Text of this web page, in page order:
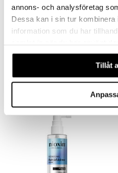
annons- och analysföretag
Dessa kan i sin tur kombinera
information som du har
våra cookies vid fortsatt
Tillåt
WELLA PROFESSIONALS